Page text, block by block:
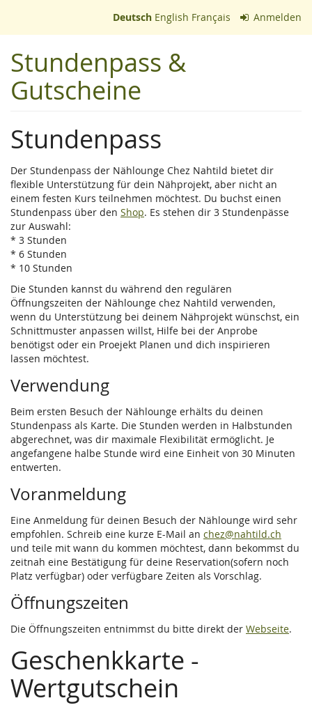
springen
Deutsch English Français Anmelden
Stundenpass &
Gutscheine
Stundenpass
Der Stundenpass der Nählounge Chez Nahtild bietet dir
flexible Unterstützung für dein Nähprojekt, aber nicht an
einem festen Kurs teilnehmen möchtest. Du buchst einen
Stundenpass über den Shop. Es stehen dir 3 Stundenpässe
zur Auswahl:
* 3 Stunden
* 6 Stunden
* 10 Stunden
Die Stunden kannst du während den regulären
Öffnungszeiten der Nählounge chez Nahtild verwenden,
wenn du Unterstützung bei deinem Nähprojekt wünschst, ein
Schnittmuster anpassen willst, Hilfe bei der Anprobe
benötigst oder ein Proejekt Planen und dich inspirieren
lassen möchtest.
Verwendung
Beim ersten Besuch der Nählounge erhälts du deinen
Stundenpass als Karte. Die Stunden werden in Halbstunden
abgerechnet, was dir maximale Flexibilität ermöglicht. Je
angefangene halbe Stunde wird eine Einheit von 30 Minuten
entwerten.
Voranmeldung
Eine Anmeldung für deinen Besuch der Nählounge wird sehr
empfohlen. Schreib eine kurze E-Mail an chez@nahtild.ch
und teile mit wann du kommen möchtest, dann bekommst du
zeitnah eine Bestätigung für deine Reservation(sofern noch
Platz verfügbar) oder verfügbare Zeiten als Vorschlag.
Öffnungszeiten
Die Öffnungszeiten entnimmst du bitte direkt der Webseite.
Geschenkkarte -
Wertgutschein